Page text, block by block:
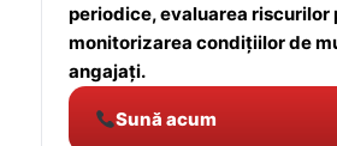
periodice, evaluarea riscurilor
monitorizarea condițiilor de
angajați.
Sună acum